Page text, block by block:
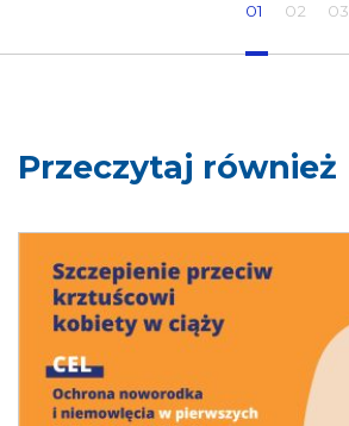
01 02 03
Przeczytaj również